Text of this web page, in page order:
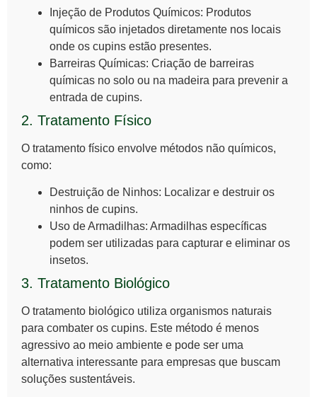
Injeção de Produtos Químicos: Produtos
químicos são injetados diretamente nos locais
onde os cupins estão presentes.
Barreiras Químicas: Criação de barreiras
químicas no solo ou na madeira para prevenir a
entrada de cupins.
2. Tratamento Físico
O tratamento físico envolve métodos não químicos,
como:
Destruição de Ninhos: Localizar e destruir os
ninhos de cupins.
Uso de Armadilhas: Armadilhas específicas
podem ser utilizadas para capturar e eliminar os
insetos.
3. Tratamento Biológico
O tratamento biológico utiliza organismos naturais
para combater os cupins. Este método é menos
agressivo ao meio ambiente e pode ser uma
alternativa interessante para empresas que buscam
soluções sustentáveis.